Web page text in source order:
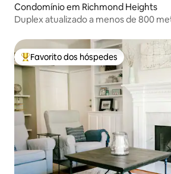
Condomínio em Richmond Heights
Duplex atualizado a menos de 800
Favoritos dos hóspedes mais
Favorito dos hóspedes